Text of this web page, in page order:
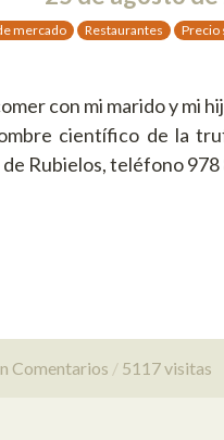
mercado Restaurantes Precio
con mi marido y mi
científico de la
Rubielos, teléfono 978
Comentarios 5117 visitas